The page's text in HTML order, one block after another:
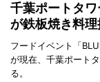
千葉ポートタ
が鉄板焼き料
フードイベント「
が現在、千葉ポート
る。